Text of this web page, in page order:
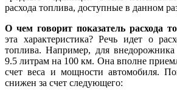
расхода топлива, доступные в данном
О чем говорит показатель расхода
эта характеристика? Речь идет о
топлива. Например, для внедорожника
9.5 литрам на 100 км. Она вполне
счет веса и мощности автомобиля.
снижен за счет следующего: